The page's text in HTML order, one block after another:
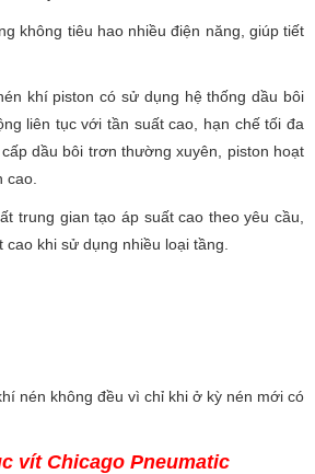
không tiêu hao nhiều điện năng, giúp tiết
khí piston có sử dụng hệ thống dầu bôi
liên tục với tần suất cao, hạn chế tối đa
dầu bôi trơn thường xuyên, piston hoạt
cao.
trung gian tạo áp suất cao theo yêu cầu,
khi sử dụng nhiều loại tầng.
nén không đều vì chỉ khi ở kỳ nén mới có
vít Chicago Pneumatic